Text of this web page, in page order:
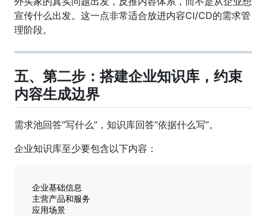
宣传什么出发。这一点非常适合放进内容CI/CD的需求管
理阶段。
五、第二步：搭建企业知识库，约束
内容生成边界
需求池回答“写什么”，知识库回答“依据什么写”。
企业知识库至少要包含以下内容：
企业基础信息
主营产品和服务
应用场景